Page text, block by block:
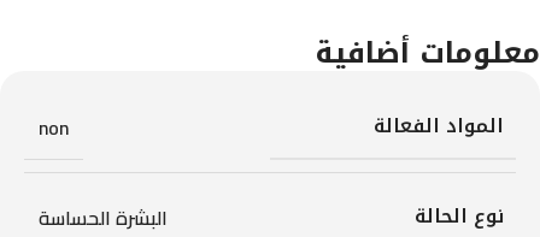
معلومات أضافية
المواد الفعالة non
نوع الحالة البشرة الحساسة